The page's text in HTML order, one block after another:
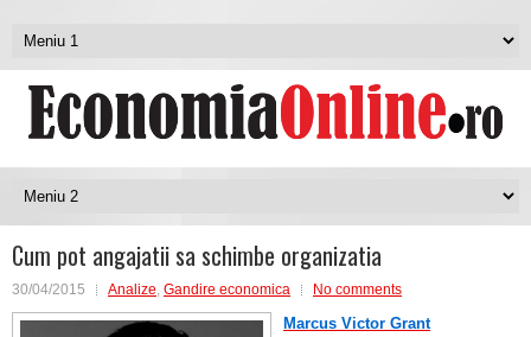
Cum pot angajatii sa schimbe organizatia
30/04/2015 Analize, Gandire economica No comments
Marcus Victor Grant